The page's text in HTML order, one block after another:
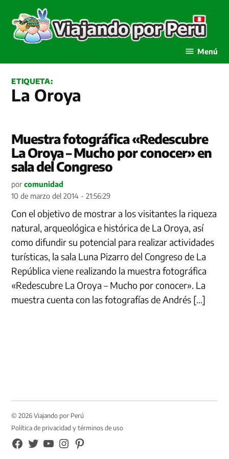
contenido
Menú
ETIQUETA:
La Oroya
Muestra fotográfica «Redescubre
La Oroya – Mucho por conocer» en
sala del Congreso
por comunidad
10 de marzo del 2014 - 21:56:29
Con el objetivo de mostrar a los visitantes la riqueza
natural, arqueológica e histórica de La Oroya, así
como difundir su potencial para realizar actividades
turísticas, la sala Luna Pizarro del Congreso de La
República viene realizando la muestra fotográfica
«Redescubre La Oroya – Mucho por conocer». La
muestra cuenta con las fotografías de Andrés […]
© 2026 Viajando por Perú
Política de privacidad y términos de uso
FB
TW YouTubeInstagramPinterest